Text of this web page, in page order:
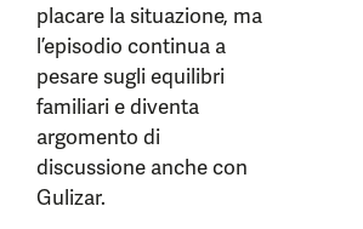
placare la situazione, ma
l’episodio continua a
pesare sugli equilibri
familiari e diventa
argomento di
discussione anche con
Gulizar.